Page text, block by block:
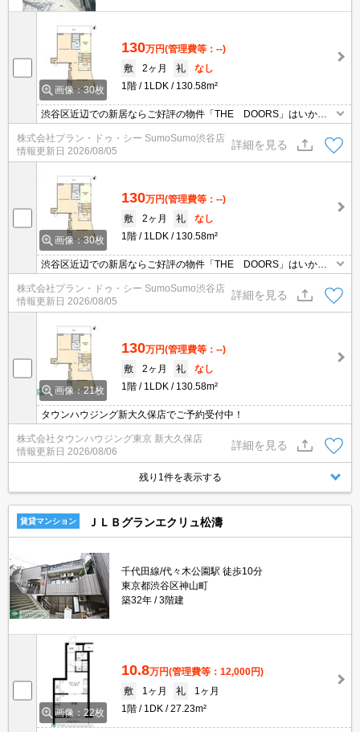
画像：30枚
130万円(管理費等：--)
敷
2ヶ月 礼
なし
1階
1LDK 130.58m²
渋谷区近辺での新居ならご好評の物件「THE DOORS」はいかが
でしょうか。便利なスーパー「まいばすけっと 渋谷神山町店」まで
180mです。収納はクロゼット・シューズボックスなどが備え付け
られているので、衣類や日用品の収納に重宝します。
株式会社プラン・ドゥ・シー SumoSumo渋谷店
情報更新日 2026/08/05
詳細を見る
画像：30枚
130万円(管理費等：--)
敷
2ヶ月 礼
なし
1階
1LDK 130.58m²
渋谷区近辺での新居ならご好評の物件「THE DOORS」はいかが
でしょうか。便利なスーパー「まいばすけっと 渋谷神山町店」まで
180mです。収納はクロゼット・シューズボックスなどが備え付け
られているので、衣類や日用品の収納に重宝します。
株式会社プラン・ドゥ・シー SumoSumo渋谷店
情報更新日 2026/08/05
詳細を見る
画像：21枚
130万円(管理費等：--)
敷
2ヶ月 礼
なし
1階
1LDK 130.58m²
タウンハウジング新大久保店でご予約受付中！
株式会社タウンハウジング東京 新大久保店
情報更新日 2026/08/06
詳細を見る
残り1件を表示する
賃貸マンション ＪＬＢグランエクリュ松濤
千代田線/代々木公園駅 徒歩10分
東京都渋谷区神山町
築32年
3階建
画像：22枚
10.8万円(管理費等：12,000円)
敷
1ヶ月 礼
1ヶ月
1階
1DK 27.23m²